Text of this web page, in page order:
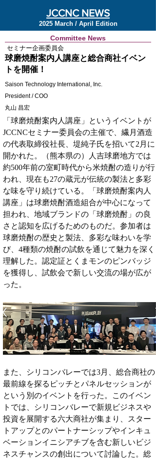
JCCNC NEWS
2025 March / April Edition
Committee News
セミナー企画委員会
球磨焼酎案内人講座と総合商社イベン
トを開催！
Saison Technology International, Inc.
President / COO
丸山 昌宏
「球磨焼酎案内人講座」というイベントが
JCCNCセミナー委員会の主催で、繊月酒造
の代表取締役社長、堤純子氏を招いて2月に
開かれた。（熊本県の）人吉球磨地方では
約500年前の室町時代から米焼酎の造りが行
われ、現在も27の蔵元が伝統の製法と多彩
な味を守り続けている。「球磨焼酎案内人
講座」は球磨焼酎酒造組合が中心になって
担われ、地域ブランドの「球磨焼酎」の良
さと認知を広げるためのものだ。参加者は
球磨焼酎の歴史と製法、多彩な味わいを学
び、4種類の焼酎の試飲を通じて魅力を深く
理解した。認定証とくまモンのピンバッジ
を獲得し、試飲会で新しい交流の場が広が
った。
また、シリコンバレーでは3月、総合商社の
最前線を探るピッチとパネルセッションが
という別のイベントを行った。このイベン
トでは、シリコンバレーで新規ビジネスや
投資を展開する六大商社が集まり、スター
トアップとのパートナーシップやインキュ
ベーションイニシアチブを含む新しいビジ
ネスチャンスの創出について討論した。総